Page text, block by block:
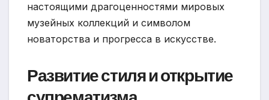
настоящими драгоценностями мировых
музейных коллекций и символом
новаторства и прогресса в искусстве.
Развитие стиля и открытие